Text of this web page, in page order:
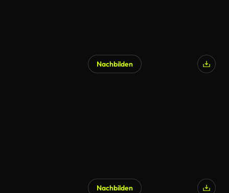
Nachbilden
Nachbilden